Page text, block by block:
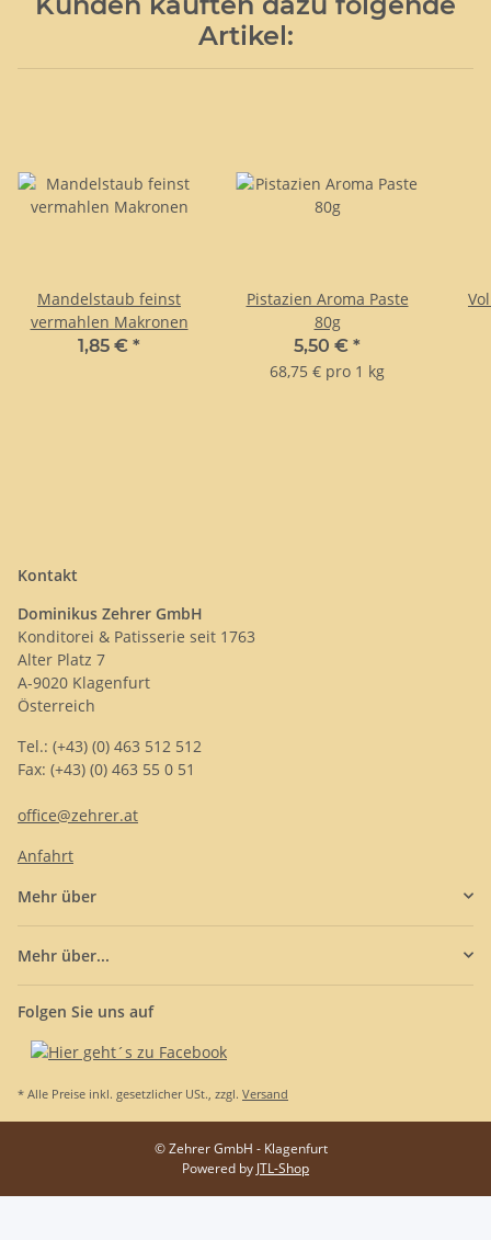
Artikel:
Mandelstaub feinst
vermahlen Makronen
1,85 € *
Pistazien Aroma Paste
80g
5,50 € *
68,75 € pro 1 kg
Kontakt
Dominikus Zehrer GmbH
Konditorei & Patisserie seit 1763
Alter Platz 7
A-9020 Klagenfurt
Österreich
Tel.: (+43) (0) 463 512 512
Fax: (+43) (0) 463 55 0 51
office@zehrer.at
Anfahrt
Mehr über
Mehr über...
Folgen Sie uns auf
* Alle Preise inkl. gesetzlicher USt., zzgl. Versand
© Zehrer GmbH - Klagenfurt
Powered by JTL-Shop